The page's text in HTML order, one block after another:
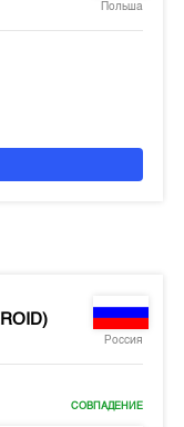
Польша
Россия
СОВПАДЕНИЕ